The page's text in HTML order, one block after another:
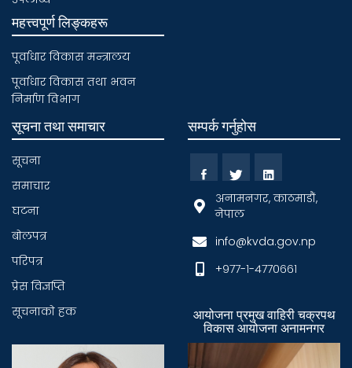
महत्त्वपूर्ण लिङ्कहरू
पूर्वाधार विकास मन्त्रालय
पूर्वाधार विकास तथा भवन
निर्माण विभाग
सूचना तथा समाचार
सूचना
समाचार
घटना
बाेलपत्र
परिपत्र
प्रेस विज्ञप्ति
सूचनाकाे हक
सम्पर्क गर्नुहोस
अनामनगर, काठमाडौं,
नेपाल
info@kvda.gov.np
+९७७-१-४७७०६६१
आयोजना प्रमुख वाहिरी चक्रपथ
विकास आयोजना अनामनगर